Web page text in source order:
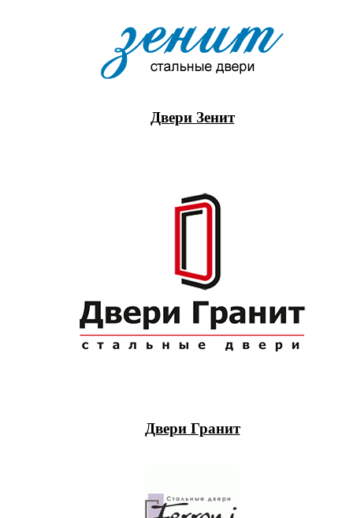
Двери Зенит
Двери Гранит